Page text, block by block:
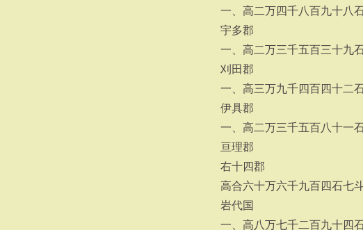
一、高二万四千八百九十八
宇多郡
一、高二万三千五百三十九
刈田郡
一、高三万九千四百四十二
伊具郡
一、高二万三千五百八十一
亘理郡
右十四郡
高合六十万六千九百四石七
岩代国
一、高八万七千二百九十四